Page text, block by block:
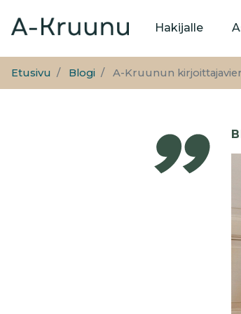
Päävalikko
Hakijalle
Etusivu Blogi A-Kruunun